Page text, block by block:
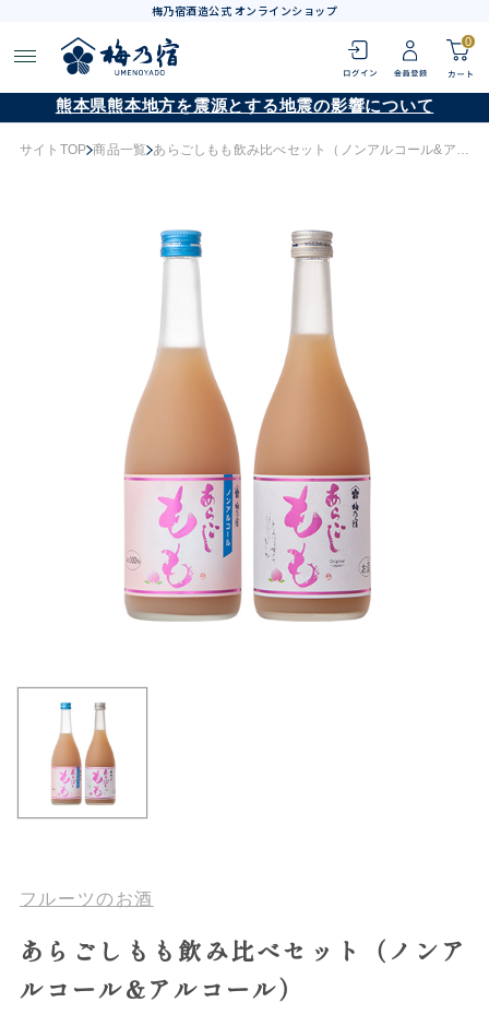
梅乃宿酒造公式 オンラインショップ
0
熊本県熊本地方を震源とする地震の影響について
サイトTOP 商品一覧 あらごしもも飲み比べセット（ノンアルコール&アルコール）
フルーツのお酒
あらごしもも飲み比べセット（ノンア
ルコール&アルコール）